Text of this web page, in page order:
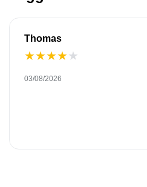
Thomas
★★★★★
03/08/2026